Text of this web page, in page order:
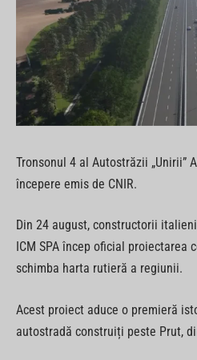
Tronsonul 4 al Autostrăzii „Unirii”
începere emis de CNIR.
Din 24 august, constructorii italieni
ICM SPA încep oficial proiectarea
schimba harta rutieră a regiunii.
Acest proiect aduce o premieră
autostradă construiți peste Prut,